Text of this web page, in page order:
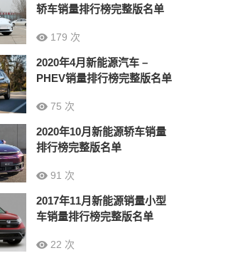
轿车销量排行榜完整版名单
179 次
2020年4月新能源汽车 –
PHEV销量排行榜完整版名单
75 次
2020年10月新能源轿车销量
排行榜完整版名单
91 次
2017年11月新能源销量小型
车销量排行榜完整版名单
22 次